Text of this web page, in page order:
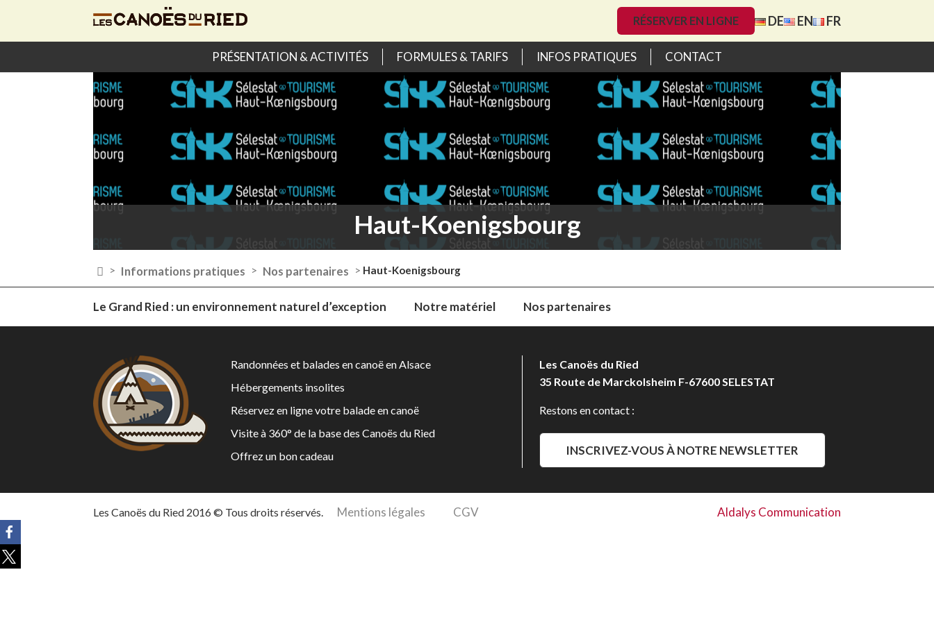
RÉSERVER EN LIGNE DE EN FR
PRÉSENTATION & ACTIVITÉS FORMULES & TARIFS INFOS PRATIQUES CONTACT
Haut-Koenigsbourg
 > Informations pratiques > Nos partenaires > Haut-Koenigsbourg
Le Grand Ried : un environnement naturel d’exception Notre matériel Nos partenaires
Randonnées et balades en canoë en Alsace
Hébergements insolites
Réservez en ligne votre balade en canoë
Visite à 360° de la base des Canoës du Ried
Offrez un bon cadeau
Les Canoës du Ried
35 Route de Marckolsheim F-67600 SELESTAT
Restons en contact :
INSCRIVEZ-VOUS À NOTRE NEWSLETTER
Aldalys Communication
Les Canoës du Ried 2016 © Tous droits réservés. Mentions légales CGV